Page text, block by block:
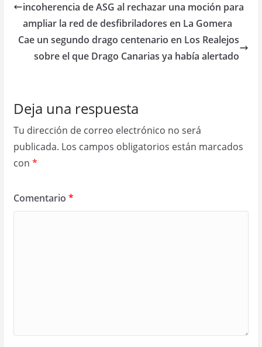
incoherencia de ASG al rechazar una moción para
ampliar la red de desfibriladores en La Gomera
Cae un segundo drago centenario en Los Realejos
sobre el que Drago Canarias ya había alertado
Deja una respuesta
Tu dirección de correo electrónico no será
publicada. Los campos obligatorios están marcados
con *
Comentario *